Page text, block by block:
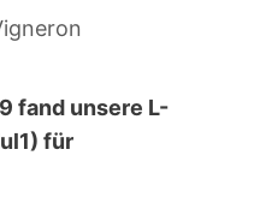
fand unsere L-
für